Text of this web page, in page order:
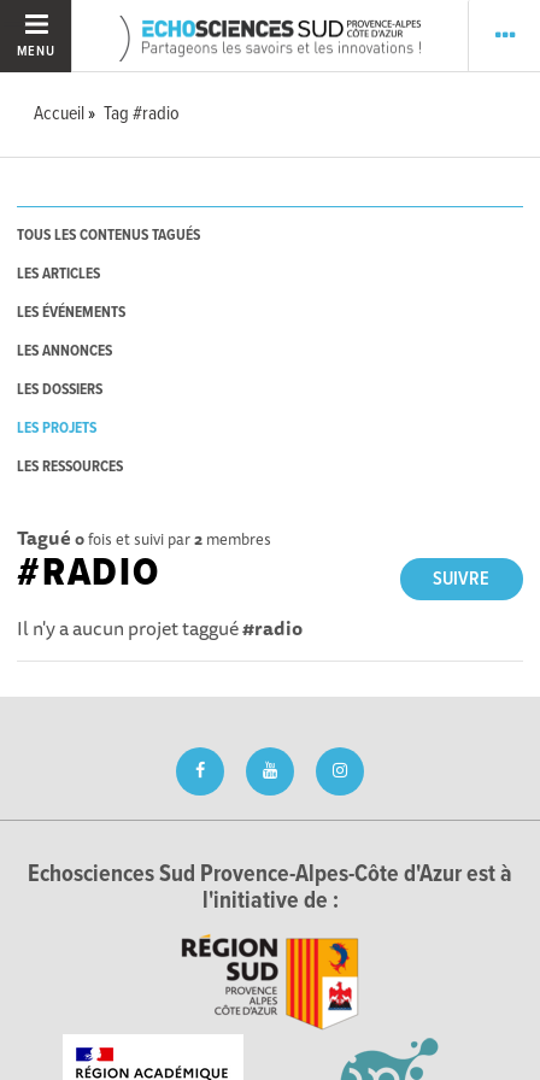
MENU
Accueil Tag #radio
TOUS LES CONTENUS TAGUÉS
LES ARTICLES
LES ÉVÉNEMENTS
LES ANNONCES
LES DOSSIERS
LES PROJETS
LES RESSOURCES
Tagué 0fois et suivi par2 membres
SUIVRE
#RADIO
Il n'y a aucun projet taggué#radio
Echosciences Sud Provence-Alpes-Côte d'Azur est à
l'initiative de :